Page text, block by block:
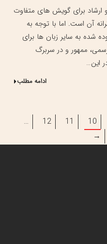
برای گویش های متفاوت
آن است. اما با توجه به
شده به سایر زبان ها برای
ممهور و در سربرگ
این…
ادامه مطلب
10
11
12
…
→